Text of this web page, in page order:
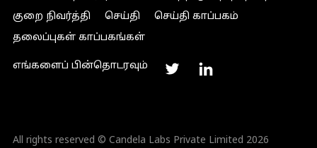
குறை நிவர்த்தி
செய்தி
செய்தி காப்பகம்
தலைப்புகள் காப்பகங்கள்
எங்களைப் பின்தொடரவும்
All rights reserved © Candela Labs Private Limited 2026